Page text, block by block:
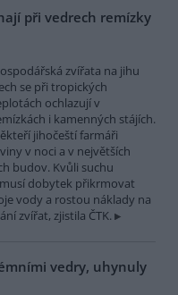
při vedrech remízky
zvířata na jihu
se při tropických
ochlazují v
i kamenných stájích.
jihočeští farmáři
v noci a v největších
budov. Kvůli suchu
dobytek přikrmovat
vody a rostou náklady na
zvířat, zjistila ČTK.
vedry, uhynuly